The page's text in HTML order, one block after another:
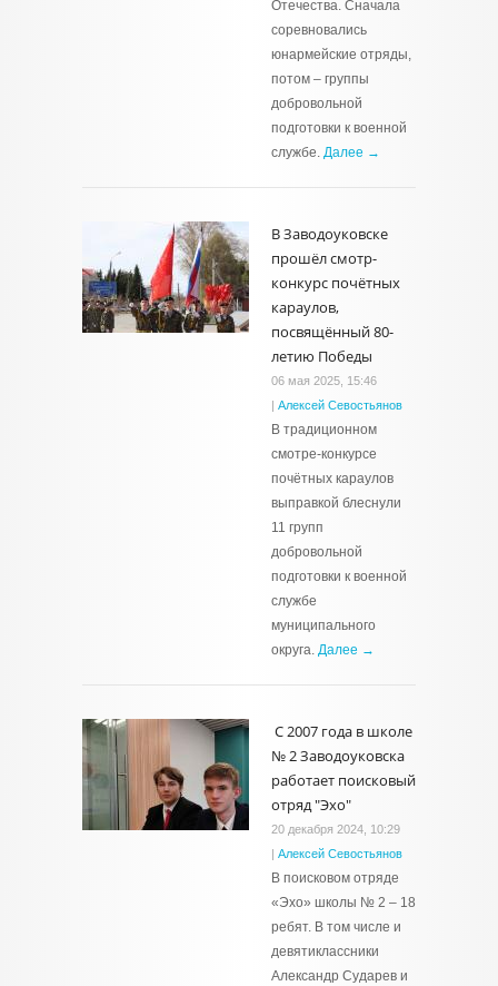
Отечества. Сначала
соревновались
юнармейские отряды,
потом – группы
добровольной
подготовки к военной
службе. Далее →
В Заводоуковске
прошёл смотр-
конкурс почётных
караулов,
посвящённый 80-
летию Победы
06 мая 2025, 15:46
| Алексей Севостьянов
В традиционном
смотре-конкурсе
почётных караулов
выправкой блеснули
11 групп
добровольной
подготовки к военной
службе
муниципального
округа. Далее →
С 2007 года в школе
№ 2 Заводоуковска
работает поисковый
отряд "Эхо"
20 декабря 2024, 10:29
| Алексей Севостьянов
В поисковом отряде
«Эхо» школы № 2 – 18
ребят. В том числе и
девятиклассники
Александр Сударев и